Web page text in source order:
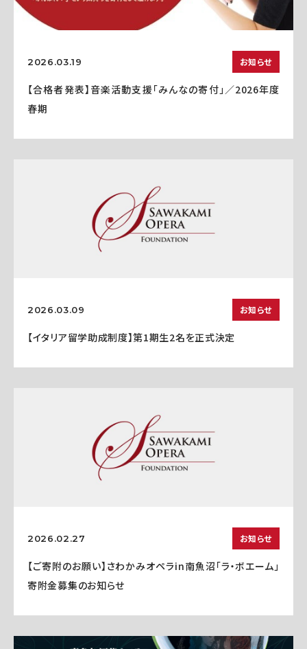
2026.03.19 お知らせ
【合格者発表】音楽活動支援「みんなの寄付」／2026年度
春期
2026.03.09 お知らせ
【イタリア留学助成制度】第1期生2名を正式決定
2026.02.27 お知らせ
【ご寄附のお願い】さわかみオペラin南魚沼「ラ・ボエーム」
寄附金募集のお知らせ